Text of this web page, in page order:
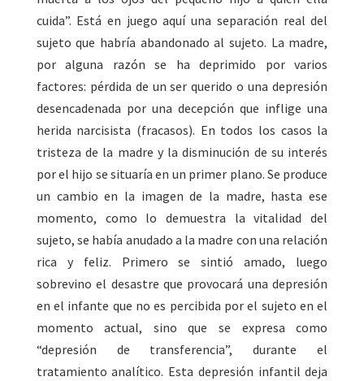
cuida”. Está en juego aquí una separación real del
sujeto que habría abandonado al sujeto. La madre,
por alguna razón se ha deprimido por varios
factores: pérdida de un ser querido o una depresión
desencadenada por una decepción que inflige una
herida narcisista (fracasos). En todos los casos la
tristeza de la madre y la disminución de su interés
por el hijo se situaría en un primer plano. Se produce
un cambio en la imagen de la madre, hasta ese
momento, como lo demuestra la vitalidad del
sujeto, se había anudado a la madre con una relación
rica y feliz. Primero se sintió amado, luego
sobrevino el desastre que provocará una depresión
en el infante que no es percibida por el sujeto en el
momento actual, sino que se expresa como
“depresión de transferencia”, durante el
tratamiento analítico. Esta depresión infantil deja